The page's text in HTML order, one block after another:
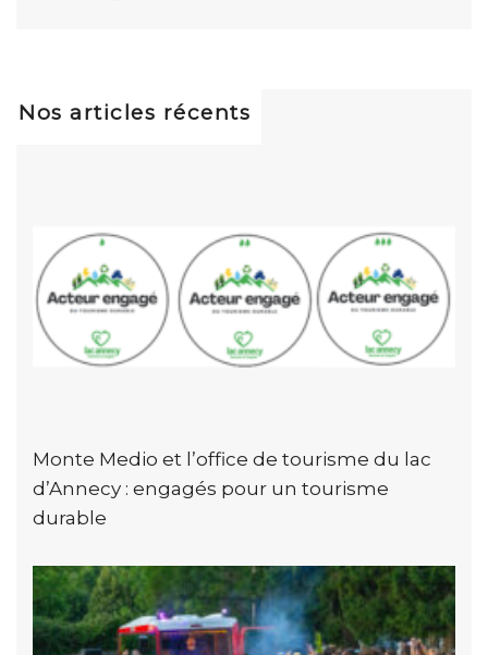
Nos articles récents
Monte Medio et l’office de tourisme du lac
d’Annecy : engagés pour un tourisme
durable